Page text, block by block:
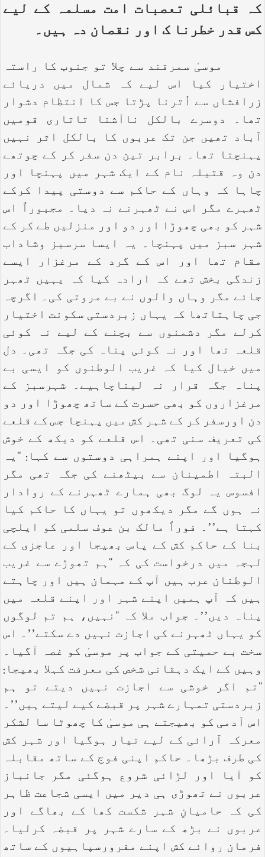
کہ قبائلی تعصبات امت مسلمہ کے لیے
کس قدر خطرنا ک اور نقصان دہ ہیں۔
موسیٰ سمرقند سے چلا تو جنوب کا راستہ
اختیار کیا اس لیے کہ شمال میں دریائے
زرافشاں سے اُترنا پڑتا جس کا انتظام دشوار
تھا۔ دوسرے بالکل ناآشنا تاتاری قومیں
آباد تھیں جن تک عربوں کا بالکل اثر نہیں
پہنچتا تھا۔ برابر تین دن سفر کر کے چوتھے
دن وہ قتیلہ نام کے ایک شہر میں پہنچا اور
چاہا کہ وہاں کے حاکم سے دوستی پیدا کرکے
ٹھہرے مگر اس نے ٹھہرنے نہ دیا۔ مجبوراً اس
شہر کو بھی چھوڑا اور دو اور منزلیں طے کر کے
شہر سبز میں پہنچا۔ یہ ایسا سرسبز وشاداب
مقام تھا اور اس کے گرد کے مرغزار ایسے
زندگی بخش تھے کہ ارادہ کیا کہ یہیں ٹھہر
جائے مگر وہاں والوں نے بے مروتی کی۔ اگرچہ
جی چاہتاتھا کہ یہاں زبردستی سکونت اختیار
کرلے مگر دشمنوں سے بچنے کے لیے نہ کوئی
قلعہ تھا اور نہ کوئی پناہ کی جگہ تھی۔ دل
میں خیال کیا کہ غریب الوطنوں کو ایسی بے
پناہ جگہ قرار نہ لیناچاہیے۔ شہرسبز کے
مرغزاروں کو بھی حسرت کے ساتھ چھوڑا اور دو
دن اورسفر کر کے شہر کش میں پہنچا جس کے قلعے
کی تعریف سنی تھی۔ اس قلعے کو دیکھ کے خوش
ہوگیا اور اپنے ہمراہی دوستوں سے کہا: ‘‘یہ
البتہ اطمینان سے بیٹھنے کی جگہ تھی مگر
افسوس یہ لوگ بھی ہمارے ٹھہرنے کے روادار
نہ ہوں گے مگر دیکھوں تو یہاں کا حاکم کیا
کہتا ہے’’۔ فوراً مالک بن عوف سلمی کو ایلچی
بنا کے حاکم کش کے پاس بھیجا اور عاجزی کے
لہجہ میں درخواست کی کہ ‘‘ہم تھوڑے سے غریب
الوطنان عرب ہیں آپ کے مہمان ہیں اور چاہتے
ہیں کہ آپ ہمیں اپنے شہر اور اپنے قلعہ میں
پناہ دیں’’۔ جواب ملا کہ ‘‘نہیں، ہم تم لوگوں
کو یہاں ٹھہرنے کی اجازت نہیں دے سکتے’’۔ اس
سخت بے حمیتی کے جواب پر موسیٰ کو غصہ آگیا۔
وہیں کے ایک دہقانی شخص کی معرفت کہلا بھیجا:
‘‘تم اگر خوشی سے اجازت نہیں دیتے تو ہم
زبردستی تمہارے شہر پر قبضے کیے لیتے ہیں’’۔
اس آدمی کو بھیجتے ہی موسیٰ کا چھوٹا سا لشکر
معرکہ آرائی کے لیے تیار ہوگیا اور شہر کش
کی طرف بڑھا۔ حاکم اپنی فوج کے ساتھ مقابلہ
کو آیا اور لڑائی شروع ہوگئی مگر جانباز
عربوں نے تھوڑی ہی دیر میں ایسی شجاعت ظاہر
کی کہ حامیانِ شہر شکست کھا کے بھاگے اور
عربوں نے بڑھ کے سارے شہر پر قبضہ کرلیا۔
فرمان روائے کش اپنے مفرورسپاہیوں کے ساتھ